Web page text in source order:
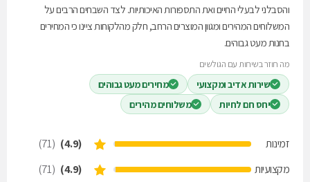
והסבלני לבעלי החיים ואת התספורות האיכותיות. לצד השבחים הרבים על
המשלוחים המהירים ומגוון המוצרים הרחב, חלק מהלקוחות ציינו כי המחירים
בחנות מעט גבוהים.
מה חוזר בשיחות עם הגולשים
שירות אדיב ומקצועי
מחירים מעט גבוהים
יחס חם לחיות
משלוחים מהירים
זמינות (4.9)
(71)
מקצועיות
(4.9)
(71)